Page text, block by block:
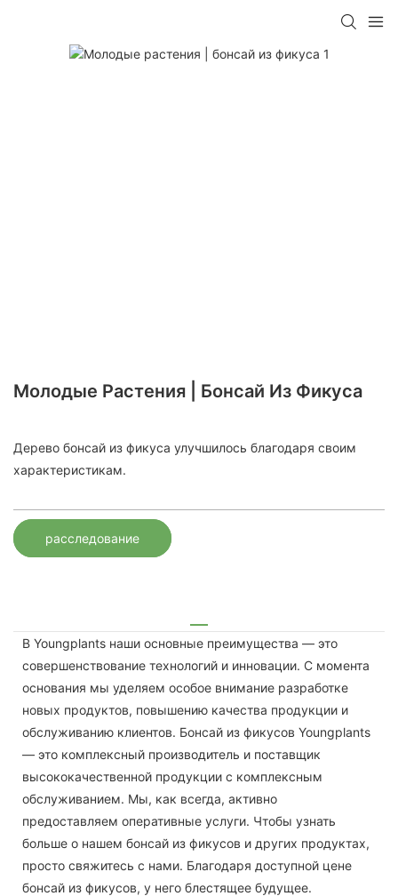
Молодые Растения | Бонсай Из Фикуса
Дерево бонсай из фикуса улучшилось благодаря своим
характеристикам.
расследование
В Youngplants наши основные преимущества — это
совершенствование технологий и инновации. С момента
основания мы уделяем особое внимание разработке
новых продуктов, повышению качества продукции и
обслуживанию клиентов. Бонсай из фикусов Youngplants
— это комплексный производитель и поставщик
высококачественной продукции с комплексным
обслуживанием. Мы, как всегда, активно
предоставляем оперативные услуги. Чтобы узнать
больше о нашем бонсай из фикусов и других продуктах,
просто свяжитесь с нами. Благодаря доступной цене
бонсай из фикусов, у него блестящее будущее.